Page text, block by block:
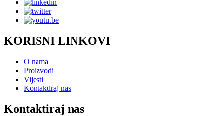
KORISNI LINKOVI
O nama
Proizvodi
Vijesti
Kontaktiraj nas
Kontaktiraj nas